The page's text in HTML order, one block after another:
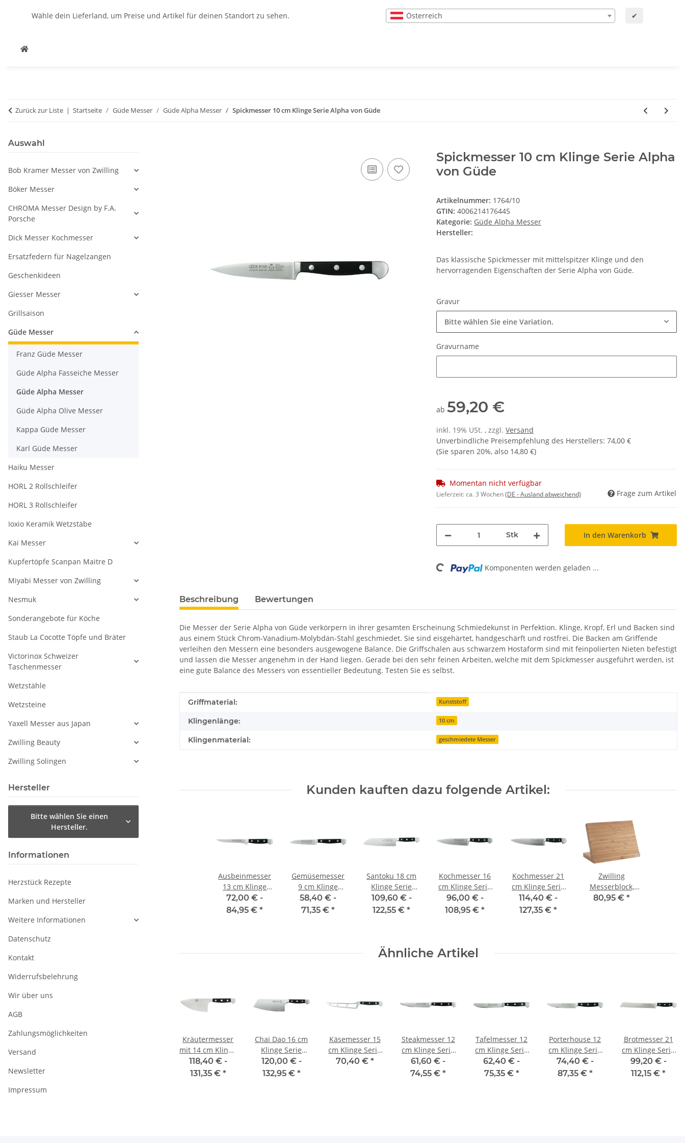
Wähle dein Lieferland, um Preise und Artikel für deinen Standort zu sehen. Österreich ✔
Zurück zur Liste Startseite Güde Messer Güde Alpha Messer Spickmesser 10 cm Klinge Serie Alpha von Güde
Spickmesser 10 cm Klinge Serie Alpha
von Güde
Artikelnummer: 1764/10
GTIN: 4006214176445
Kategorie: Güde Alpha Messer
Hersteller:
Das klassische Spickmesser mit mittelspitzer Klinge und den
hervorragenden Eigenschaften der Serie Alpha von Güde.
Gravur
Bitte wählen Sie eine Variation.
Gravurname
ab 59,20 €
inkl. 19% USt. , zzgl. Versand
Unverbindliche Preisempfehlung des Herstellers: 74,00 €
(Sie sparen 20%, also 14,80 €)
Momentan nicht verfügbar
Lieferzeit:ca. 3 Wochen(DE - Ausland abweichend) Frage zum Artikel
Stk In den Warenkorb
Loading... Komponenten werden geladen ...
Beschreibung Bewertungen
Die Messer der Serie Alpha von Güde verkörpern in ihrer gesamten Erscheinung Schmiedekunst in Perfektion. Klinge, Kropf, Erl und Backen sind
aus einem Stück Chrom-Vanadium-Molybdän-Stahl geschmiedet. Sie sind eisgehärtet, handgeschärft und rostfrei. Die Backen am Griffende
verleihen den Messern eine besonders ausgewogene Balance. Die Griffschalen aus schwarzem Hostaform sind mit feinpolierten Nieten befestigt
und lassen die Messer angenehm in der Hand liegen. Gerade bei den sehr feinen Arbeiten, welche mit dem Spickmesser ausgeführt werden, ist
eine gute Balance des Messers von essentieller Bedeutung. Testen Sie es selbst.
Produkteigenschaft
Wert
Griffmaterial: Kunststoff
Klingenlänge: 10 cm
Klingenmaterial: geschmiedete Messer
Kunden kauften dazu folgende Artikel:
Ausbeinmesser
13 cm Klinge
Serie Alpha von
Güde
72,00 € -
84,95 € *
Gemüsemesser
9 cm Klinge
Serie Alpha von
Güde
58,40 € -
71,35 € *
Santoku 18 cm
Klinge Serie
Alpha von Güde
109,60 € -
122,55 € *
Kochmesser 16
cm Klinge Serie
Alpha von Güde
96,00 € -
108,95 € *
Kochmesser 21
cm Klinge Serie
Alpha von Güde
114,40 € -
127,35 € *
Zwilling
Messerblock,
Bambus
80,95 € *
Ähnliche Artikel
Buntmesser 9
cm Klinge Serie
Kräutermesser
mit 14 cm Klinge
Serie Alpha von
Güde
118,40 € -
131,35 € *
Chai Dao 16 cm
Klinge Serie
Alpha von Güde
120,00 € -
132,95 € *
Käsemesser 15
cm Klinge Serie
Alpha von Güde
70,40 € *
Steakmesser 12
cm Klinge Serie
Alpha von Güde
61,60 € -
74,55 € *
Tafelmesser 12
cm Klinge Serie
Alpha von Güde
62,40 € -
75,35 € *
Porterhouse 12
cm Klinge Serie
Alpha von Güde
74,40 € -
87,35 € *
Brotmesser 21
cm Klinge Serie
Alpha von Güde
99,20 € -
112,15 € *
Auswahl
Bob Kramer Messer von Zwilling
Böker Messer
CHROMA Messer Design by F.A.
Porsche
Dick Messer Kochmesser
Ersatzfedern für Nagelzangen
Geschenkideen
Giesser Messer
Grillsaison
Güde Messer
Franz Güde Messer
Güde Alpha Fasseiche Messer
Güde Alpha Messer
Güde Alpha Olive Messer
Kappa Güde Messer
Karl Güde Messer
Haiku Messer
HORL 2 Rollschleifer
HORL 3 Rollschleifer
Ioxio Keramik Wetzstäbe
Kai Messer
Kupfertöpfe Scanpan Maitre D
Miyabi Messer von Zwilling
Nesmuk
Sonderangebote für Köche
Staub La Cocotte Töpfe und Bräter
Victorinox Schweizer
Taschenmesser
Wetzstähle
Wetzsteine
Yaxell Messer aus Japan
Zwilling Beauty
Zwilling Solingen
Hersteller
Bitte wählen Sie einen
Hersteller.
Informationen
Herzstück Rezepte
Marken und Hersteller
Weitere Informationen
Datenschutz
Kontakt
Widerrufsbelehrung
Wir über uns
AGB
Zahlungsmöglichkeiten
Versand
Newsletter
Impressum